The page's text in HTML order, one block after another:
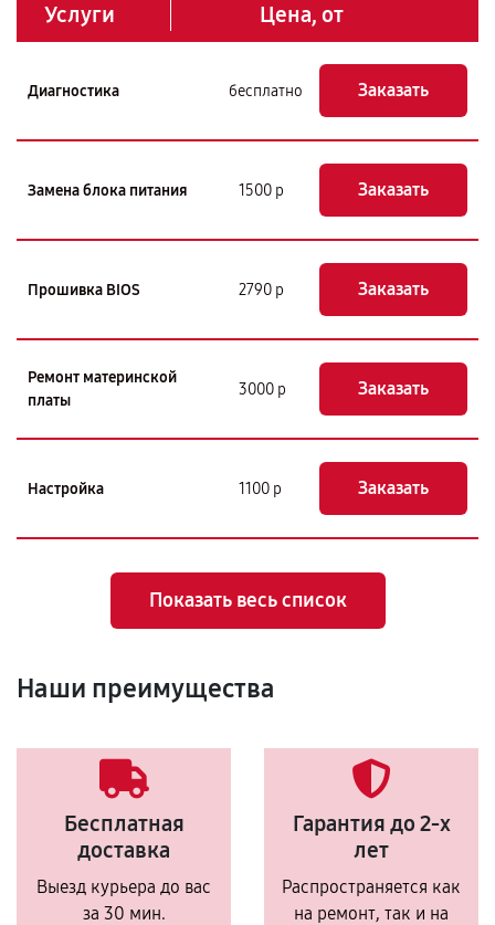
Услуги Цена, от
Диагностика бесплатно Заказать
Замена блока питания 1500 р Заказать
Прошивка BIOS 2790 р Заказать
Ремонт материнской
платы
3000 р Заказать
Настройка 1100 р Заказать
Показать весь список
Наши преимущества
Бесплатная
доставка
Выезд курьера до вас
за 30 мин.
Гарантия до 2-х
лет
Распространяется как
на ремонт, так и на